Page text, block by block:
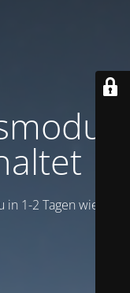
1-2 Tagen wieder